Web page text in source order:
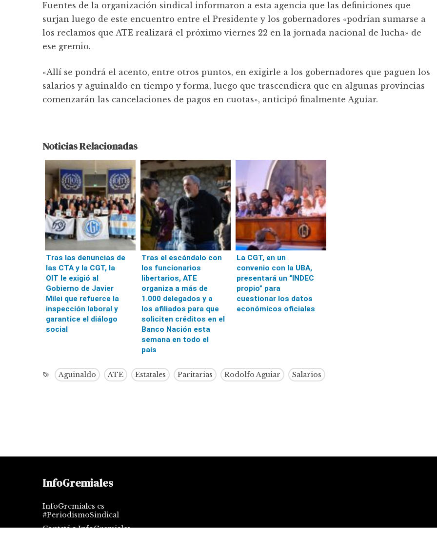
Fuentes de la organización sindical informaron a esta agencia que las definiciones que
surjan luego de este encuentro entre el Presidente y los gobernadores «podrían sumarse a
los reclamos que ATE realizará el próximo viernes 22 en la jornada nacional de lucha» de
ese gremio.
«Allí se pondrá el acento, entre otros puntos, en exigirle a los gobernadores que paguen los
salarios y aguinaldo en tiempo y forma, luego que trascendiera que en algunas provincias
comenzarán las cancelaciones de pagos en cuotas», anticipó finalmente Aguiar.
Noticias Relacionadas
Tras las denuncias de
las CTA y la CGT, la
OIT le exigió al
Gobierno de Javier
Milei que refuerce la
inspección laboral y
garantice el diálogo
social
Tras el escándalo con
los funcionarios
libertarios, ATE
organiza a más de
1.000 delegados y a
los afiliados para que
soliciten créditos en el
Banco Nación esta
semana en todo el
país
La CGT, en un
convenio con la UBA,
presentará un “INDEC
propio” para
cuestionar los datos
económicos oficiales
Aguinaldo ATE Estatales Paritarias Rodolfo Aguiar Salarios
InfoGremiales
InfoGremiales es
#PeriodismoSindical
Contctá a InfoGremiales